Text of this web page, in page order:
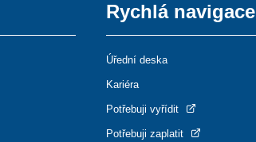
Rychlá navigace
Úřední deska
Kariéra
Potřebuji vyřídit
Potřebuji zaplatit